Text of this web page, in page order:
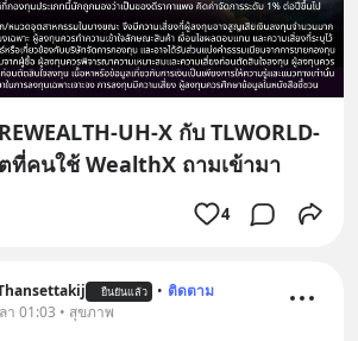
UH-X กับ TLWORLD-
ที่คนใช้ WealthX ถามเข้ามา
4
ยืนยันแล้ว • ติดตาม
า 01:03 • สุขภาพ